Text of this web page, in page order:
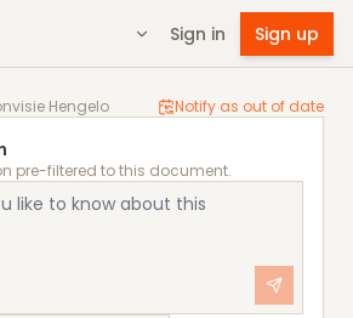
Sign in Sign up
Hengelo Notify as out of date
pre-filtered to this document.